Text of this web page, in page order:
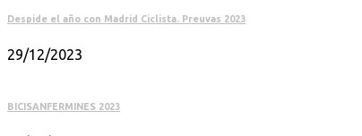
Despide el año con Madrid Ciclista. Preuvas 2023
29/12/2023
BICISANFERMINES 2023